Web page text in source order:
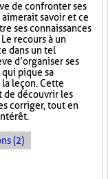
de confronter ses
aimerait savoir et ce
ses connaissances
recours à un
dans un tel
d’organiser ses
pique sa
leçon. Cette
de découvrir les
corriger, tout en
(2)